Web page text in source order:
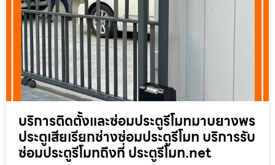
บริการติดตั้งและซ่อมประตูรีโมทมาบยางพร
ประตูเสียเรียกช่างซ่อมประตูรีโมท บริการรับ
ซ่อมประตูรีโมทถึงที่ ประตูรีโมท.net